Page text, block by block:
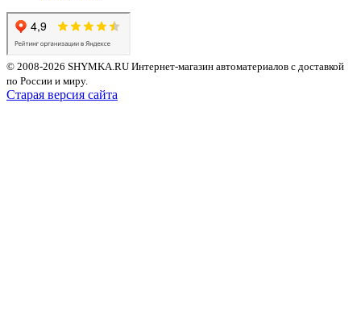
© 2008-2026 SHYMKA.RU Интернет-магазин автоматериалов с доставкой
по России и миру.
Старая версия сайта